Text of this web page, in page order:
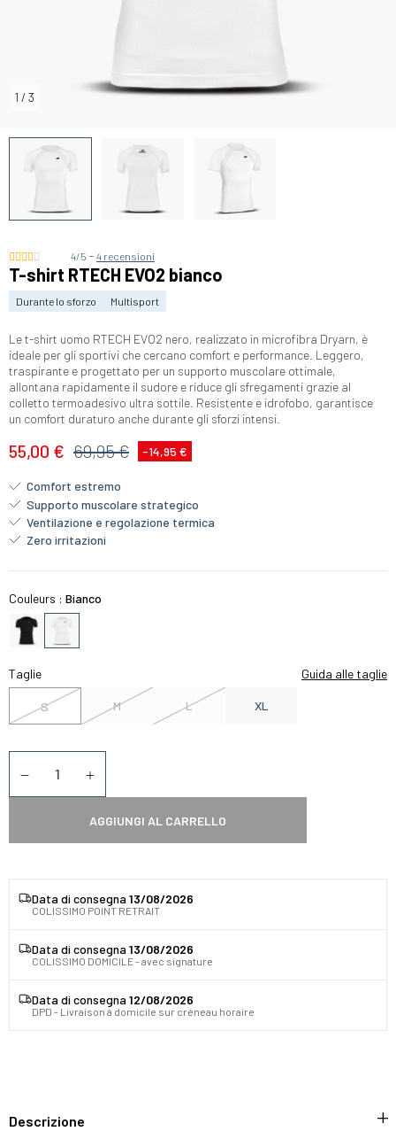
1 / 3
4/5 - 4 recensioni
T-shirt RTECH EVO2 bianco
Durante lo sforzo Multisport
Le t-shirt uomo RTECH EVO2 nero, realizzato in microfibra Dryarn, è
ideale per gli sportivi che cercano comfort e performance. Leggero,
traspirante e progettato per un supporto muscolare ottimale,
allontana rapidamente il sudore e riduce gli sfregamenti grazie al
colletto termoadesivo ultra sottile. Resistente e idrofobo, garantisce
un comfort duraturo anche durante gli sforzi intensi.
55,00 € 69,95 € -14,95 €
Comfort estremo
Supporto muscolare strategico
Ventilazione e regolazione termica
Zero irritazioni
Couleurs : Bianco
Taglie Guida alle taglie
S M L XL
AGGIUNGI AL CARRELLO
Data di consegna 13/08/2026
COLISSIMO POINT RETRAIT
Data di consegna 13/08/2026
COLISSIMO DOMICILE - avec signature
Data di consegna 12/08/2026
DPD - Livraison à domicile sur créneau horaire
Descrizione